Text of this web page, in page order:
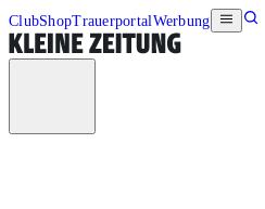
ClubShopTrauerportalWerbung